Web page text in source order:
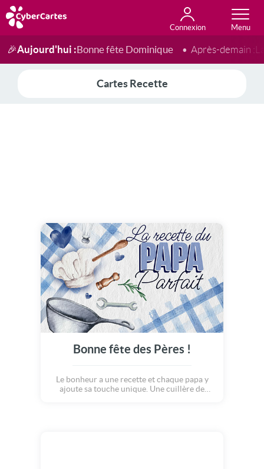
Connexion
Anniversaire
Fête du jour
Amour
Amitié
Merci
Toutes les cartes
🎉Aujourd'hui :Bonne fête Dominique Après-demain :
Cartes Recette
Bonne fête des Pères !
Le bonheur a une recette et chaque papa y
ajoute sa touche unique. Une cuillère de